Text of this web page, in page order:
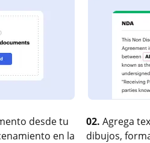
desde tu
en la
02. Agrega
dibujos,